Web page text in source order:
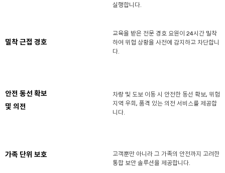
실행합니다.
밀착 근접 경호
교육을 받은 전문 경호 요원이 24시간 밀착
하여 위협 상황을 사전에 감지하고 차단합니
다.
안전 동선 확보
및 의전
차량 및 도보 이동 시 안전한 동선 확보, 위험
지역 우회, 품격 있는 의전 서비스를 제공합
니다.
가족 단위 보호
고객뿐만 아니라 그 가족의 안전까지 고려한
통합 보안 솔루션을 제공합니다.